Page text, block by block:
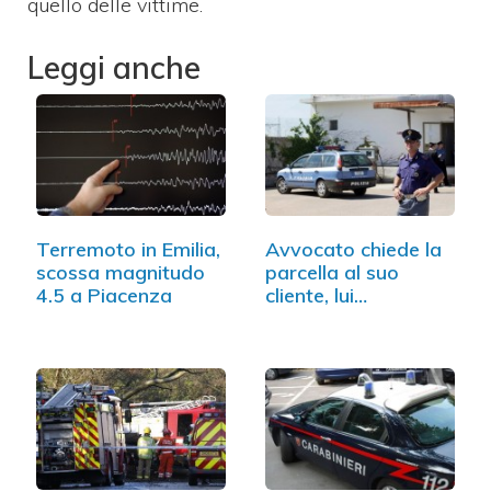
Leggi anche
Terremoto in Emilia,
scossa magnitudo
4.5 a Piacenza
Avvocato chiede la
parcella al suo
cliente, lui…